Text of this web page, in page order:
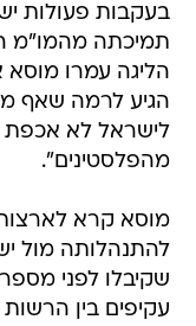
בעקבות פעולות
תמיכתה מהמו"מ
הליגה עמרו מוסא
הגיע לרמה שאף
לישראל לא אכפת
מהפלסטינים".
מוסא קרא
להתנהלותה מול
שקיבלו לפני
עקיפים בין